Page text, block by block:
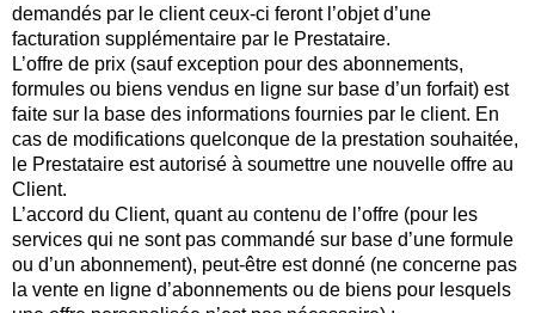
demandés par le client ceux-ci feront l’objet d’une
facturation supplémentaire par le Prestataire.
L’offre de prix (sauf exception pour des abonnements,
formules ou biens vendus en ligne sur base d’un forfait) est
faite sur la base des informations fournies par le client. En
cas de modifications quelconque de la prestation souhaitée,
le Prestataire est autorisé à soumettre une nouvelle offre au
Client.
L’accord du Client, quant au contenu de l’offre (pour les
services qui ne sont pas commandé sur base d’une formule
ou d’un abonnement), peut-être est donné (ne concerne pas
la vente en ligne d’abonnements ou de biens pour lesquels